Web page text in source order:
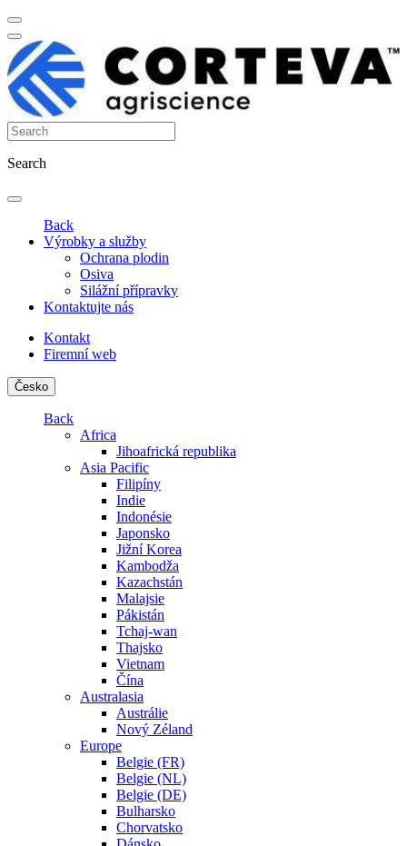
Search
Back
Výrobky a služby
Ochrana plodin
Osiva
Silážní přípravky
Kontaktujte nás
Kontakt
Firemní web
Česko
Back
Africa
Jihoafrická republika
Asia Pacific
Filipíny
Indie
Indonésie
Japonsko
Jižní Korea
Kambodža
Kazachstán
Malajsie
Pákistán
Tchaj-wan
Thajsko
Vietnam
Čína
Australasia
Austrálie
Nový Zéland
Europe
Belgie (FR)
Belgie (NL)
Belgie (DE)
Bulharsko
Chorvatsko